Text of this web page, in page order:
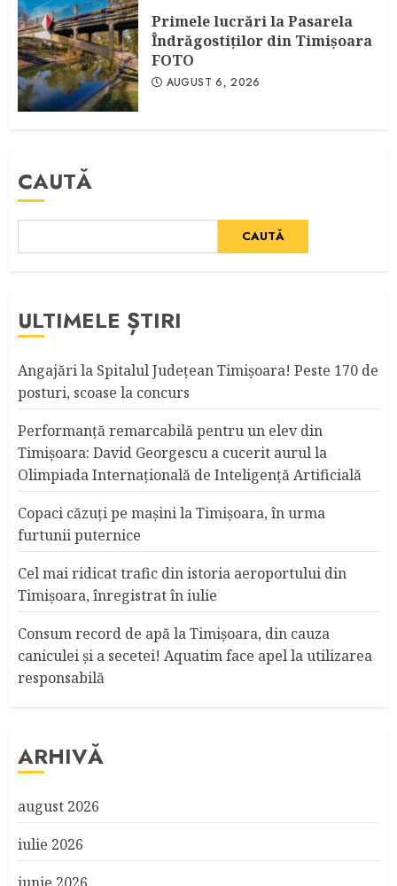
Primele lucrări la Pasarela
Îndrăgostiţilor din Timişoara
FOTO
AUGUST 6, 2026
CAUTĂ
CAUTĂ
ULTIMELE ȘTIRI
Angajări la Spitalul Judeţean Timişoara! Peste 170 de
posturi, scoase la concurs
Performanță remarcabilă pentru un elev din
Timișoara: David Georgescu a cucerit aurul la
Olimpiada Internațională de Inteligență Artificială
Copaci căzuţi pe maşini la Timişoara, în urma
furtunii puternice
Cel mai ridicat trafic din istoria aeroportului din
Timişoara, înregistrat în iulie
Consum record de apă la Timişoara, din cauza
caniculei şi a secetei! Aquatim face apel la utilizarea
responsabilă
ARHIVĂ
august 2026
iulie 2026